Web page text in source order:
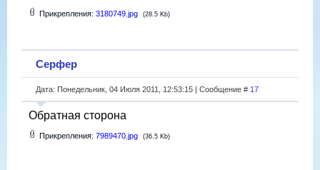
Прикрепления: 3180749.jpg (28.5 Kb)
Серфер
Дата: Понедельник, 04 Июля 2011, 12:53:15 | Сообщение # 17
Обратная сторона
Прикрепления: 7989470.jpg (36.5 Kb)